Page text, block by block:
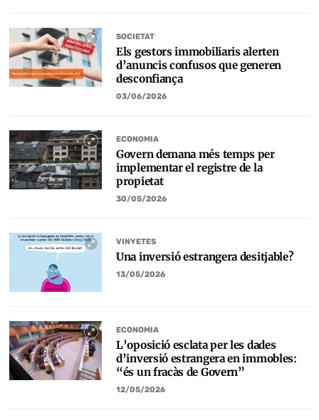
SOCIETAT
Els gestors immobiliaris alerten
d’anuncis confusos que generen
desconfiança
03/06/2026
ECONOMIA
Govern demana més temps per
implementar el registre de la
propietat
30/05/2026
VINYETES
Una inversió estrangera desitjable?
13/05/2026
ECONOMIA
L’oposició esclata per les dades
d’inversió estrangera en immobles:
“és un fracàs de Govern”
12/05/2026